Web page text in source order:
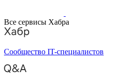
Все сервисы Хабра
Сообщество IT-специалистов